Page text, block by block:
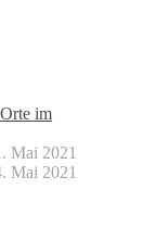
im
Mai 2021
Mai 2021